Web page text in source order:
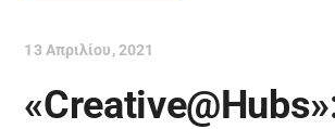
13 Απριλίου, 2021